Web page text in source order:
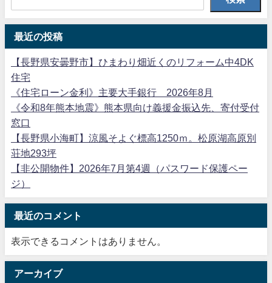
最近の投稿
【長野県安曇野市】ひまわり畑近くのリフォーム中4DK
住宅
《住宅ローン金利》主要大手銀行 2026年8月
《令和8年熊本地震》熊本県向け義援金振込先、寄付受付
窓口
【長野県小海町】涼風そよぐ標高1250ｍ。松原湖高原別
荘地293坪
【非公開物件】2026年7月第4週（パスワード保護ペー
ジ）
最近のコメント
表示できるコメントはありません。
アーカイブ